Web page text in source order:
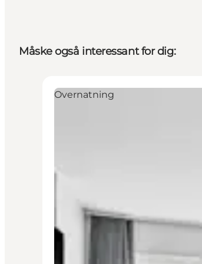
Måske også interessant for dig:
Overnatning